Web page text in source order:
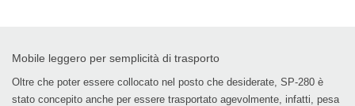
Mobile leggero per semplicità di trasporto
Oltre che poter essere collocato nel posto che desiderate, SP-280 è
stato concepito anche per essere trasportato agevolmente, infatti, pesa